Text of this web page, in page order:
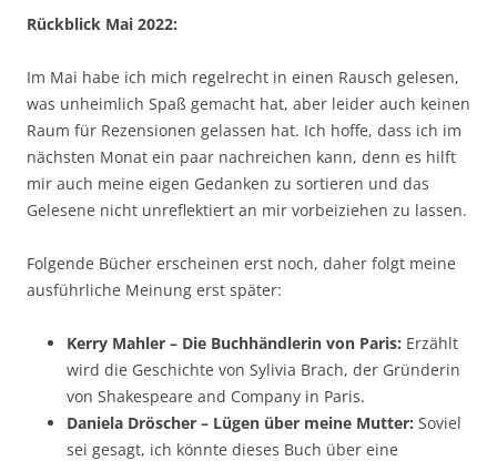
Rückblick Mai 2022:
Im Mai habe ich mich regelrecht in einen Rausch gelesen,
was unheimlich Spaß gemacht hat, aber leider auch keinen
Raum für Rezensionen gelassen hat. Ich hoffe, dass ich im
nächsten Monat ein paar nachreichen kann, denn es hilft
mir auch meine eigen Gedanken zu sortieren und das
Gelesene nicht unreflektiert an mir vorbeiziehen zu lassen.
Folgende Bücher erscheinen erst noch, daher folgt meine
ausführliche Meinung erst später:
Kerry Mahler – Die Buchhändlerin von Paris: Erzählt
wird die Geschichte von Sylivia Brach, der Gründerin
von Shakespeare and Company in Paris.
Daniela Dröscher – Lügen über meine Mutter: Soviel
sei gesagt, ich könnte dieses Buch über eine